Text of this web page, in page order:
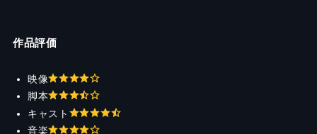
作品評価
映像
脚本
キャスト
音楽